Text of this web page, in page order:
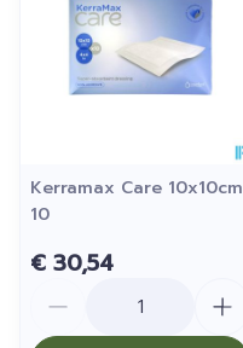
Kerramax Care 10x10cm
10
€ 30,54